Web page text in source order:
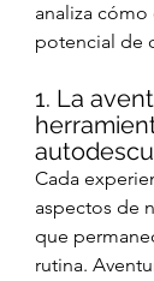
analiza cómo
potencial de
1. La
Cada
aspectos de
que
rutina.